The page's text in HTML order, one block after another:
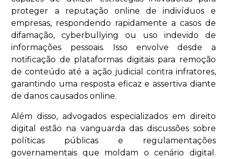
proteger a reputação online de indivíduos e
empresas, respondendo rapidamente a casos de
difamação, cyberbullying ou uso indevido de
informações pessoais. Isso envolve desde a
notificação de plataformas digitais para remoção
de conteúdo até a ação judicial contra infratores,
garantindo uma resposta eficaz e assertiva diante
de danos causados ​​online.
Além disso, advogados especializados em direito
digital estão na vanguarda das discussões sobre
políticas públicas e regulamentações
governamentais que moldam o cenário digital.